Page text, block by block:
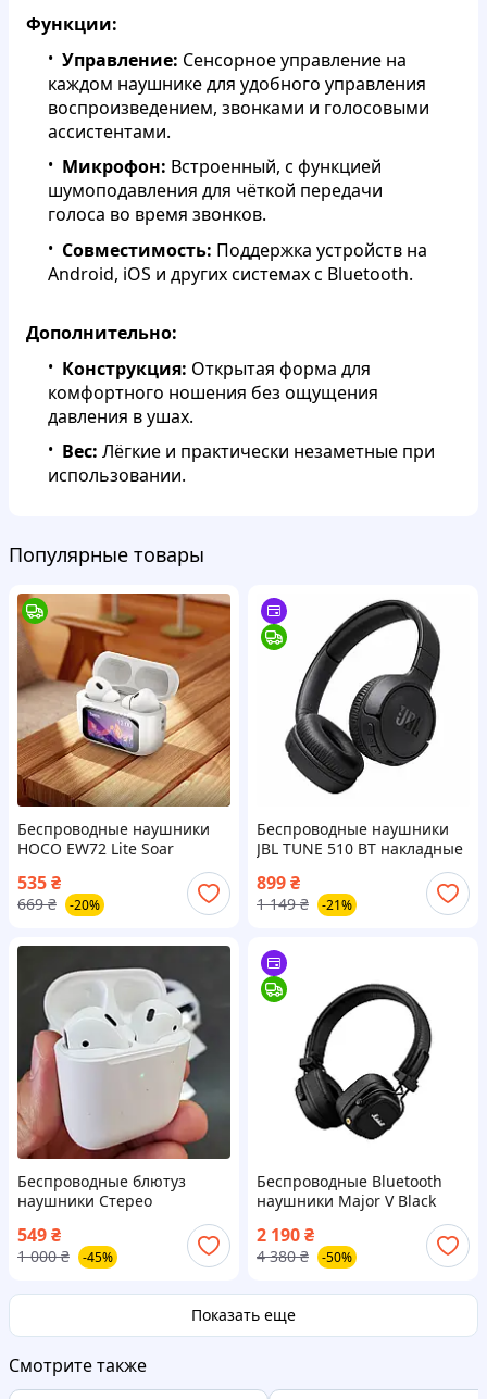
Функции:
Управление: Сенсорное управление на
каждом наушнике для удобного управления
воспроизведением, звонками и голосовыми
ассистентами.
Микрофон: Встроенный, с функцией
шумоподавления для чёткой передачи
голоса во время звонков.
Совместимость: Поддержка устройств на
Android, iOS и других системах с Bluetooth.
Дополнительно:
Конструкция: Открытая форма для
комфортного ношения без ощущения
давления в ушах.
Вес: Лёгкие и практически незаметные при
использовании.
Популярные товары
Беспроводные наушники
HOCO EW72 Lite Soar
Bluetooth 6942007651004
535₴
669 ₴ -20%
Беспроводные наушники
JBL TUNE 510 BT накладные
для музики Bluetooth для
Телефона ПК (Aнaлoг)
899₴
1 149 ₴ -21%
Беспроводные блютуз
наушники Стерео
Гарнитура Hoco EW02 Plus
549₴
1 000 ₴ -45%
Беспроводные Bluetooth
наушники Major V Black
2 190₴
4 380 ₴ -50%
Показать еще
Смотрите также